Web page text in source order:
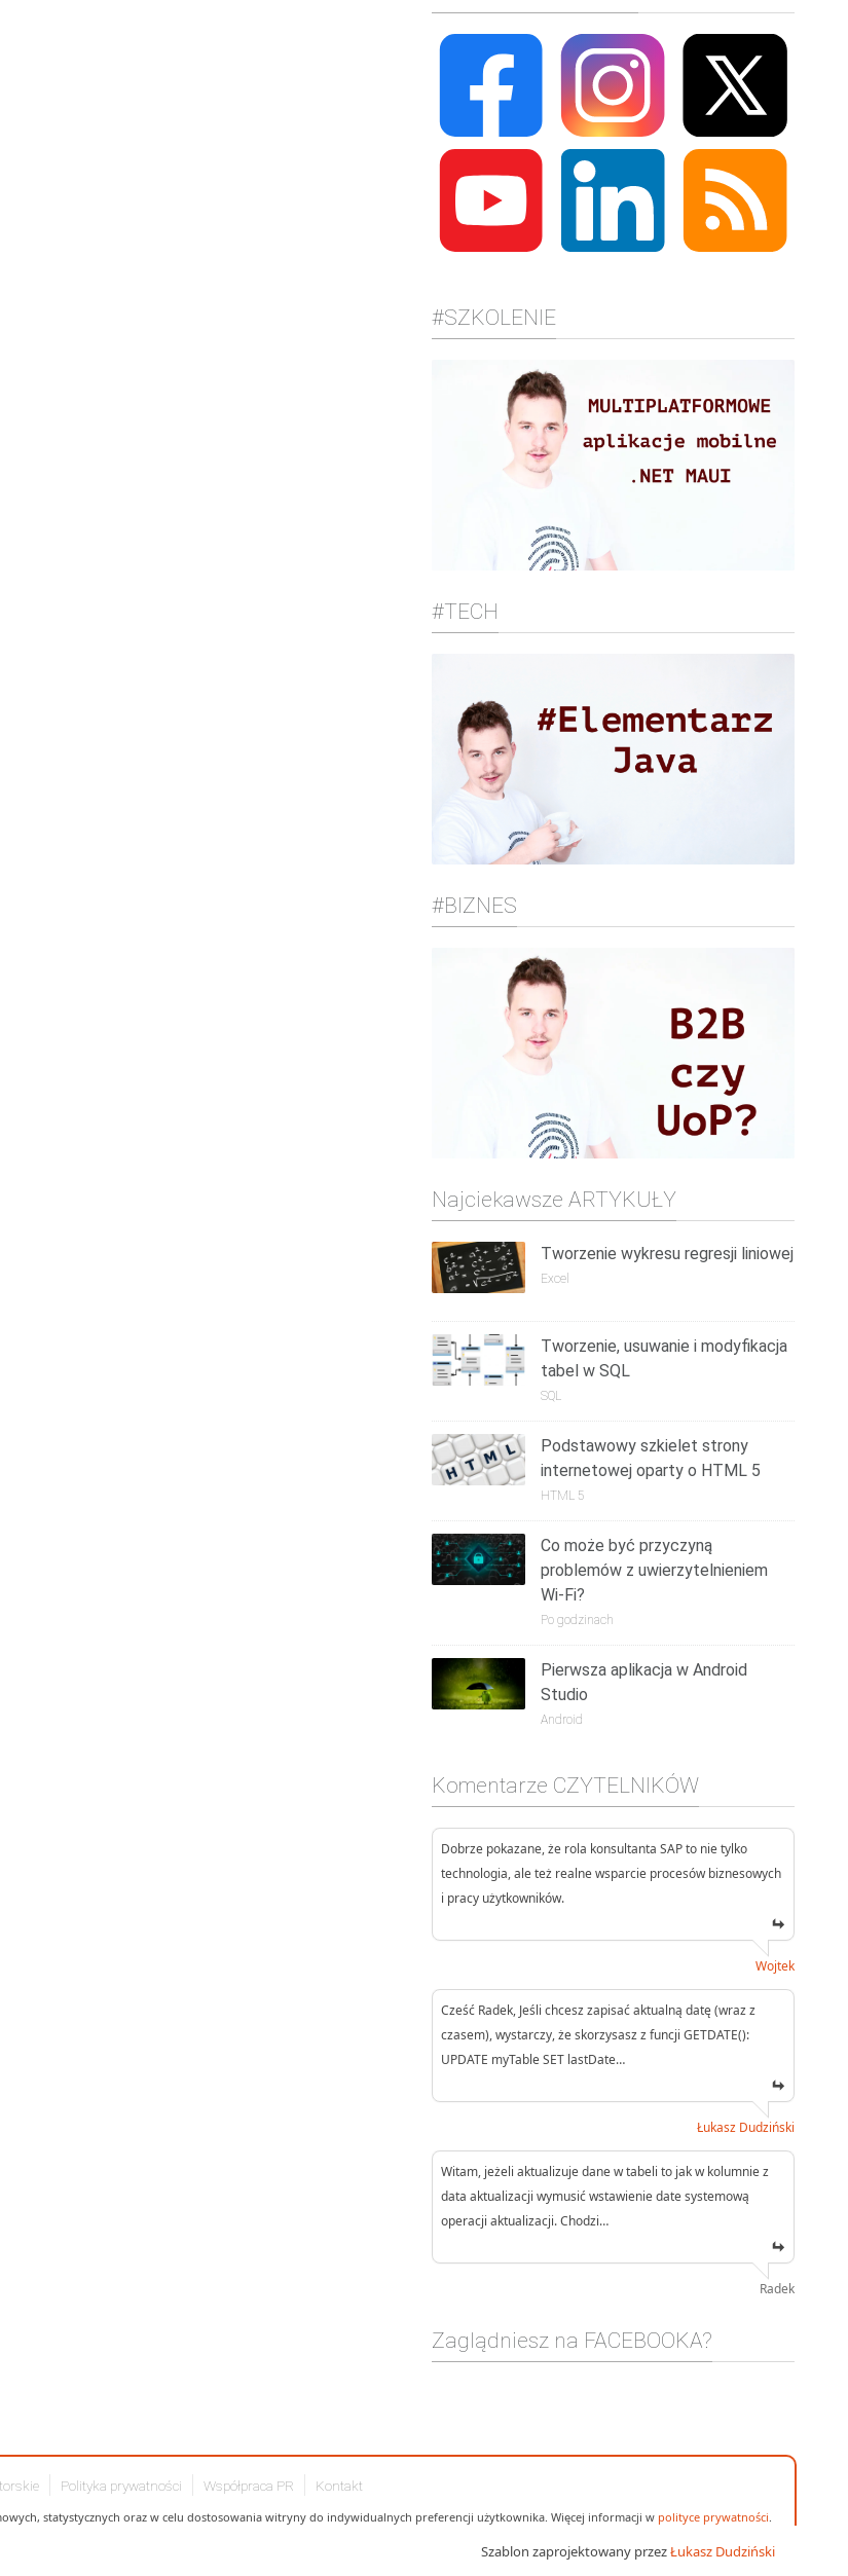
#SZKOLENIE
#TECH
#BIZNES
Najciekawsze ARTYKUŁY
Tworzenie wykresu regresji liniowej
Excel
Tworzenie, usuwanie i modyfikacja
tabel w SQL
SQL
Podstawowy szkielet strony
internetowej oparty o HTML 5
HTML 5
Co może być przyczyną
problemów z uwierzytelnieniem
Wi-Fi?
Po godzinach
Pierwsza aplikacja w Android
Studio
Android
Komentarze CZYTELNIKÓW
Dobrze pokazane, że rola konsultanta SAP to nie tylko
technologia, ale też realne wsparcie procesów biznesowych
i pracy użytkowników.
Wojtek
Cześć Radek, Jeśli chcesz zapisać aktualną datę (wraz z
czasem), wystarczy, że skorzysasz z funcji GETDATE():
UPDATE myTable SET lastDate…
Łukasz Dudziński
Witam, jeżeli aktualizuje dane w tabeli to jak w kolumnie z
data aktualizacji wymusić wstawienie date systemową
operacji aktualizacji. Chodzi…
Radek
Zaglądniesz na FACEBOOKA?
Polityka prywatności Współpraca PR Kontakt
statystycznych oraz w celu dostosowania witryny do indywidualnych preferencji użytkownika. Więcej informacji w polityce prywatności
Szablon zaprojektowany przezŁukasz Dudziński